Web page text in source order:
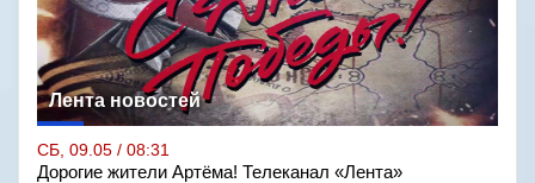
Лента новостей
СБ, 09.05 / 08:31
Дорогие жители Артёма! Телеканал «Лента»